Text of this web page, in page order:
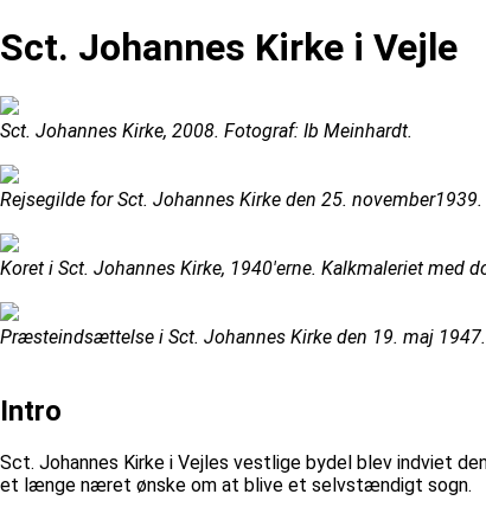
Sct. Johannes Kirke i Vejle
Sct. Johannes Kirke, 2008. Fotograf: Ib Meinhardt.
Rejsegilde for Sct. Johannes Kirke den 25. november1939.
Koret i Sct. Johannes Kirke, 1940'erne. Kalkmaleriet med
Præsteindsættelse i Sct. Johannes Kirke den 19. maj
Intro
Sct. Johannes Kirke i Vejles vestlige bydel blev indviet
et længe næret ønske om at blive et selvstændigt sogn.